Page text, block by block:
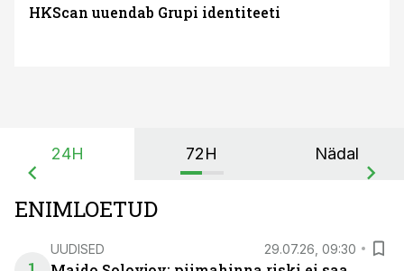
HKScan uuendab Grupi identiteeti
24H 72H Nädal
ENIMLOETUD
UUDISED 29.07.26, 09:30